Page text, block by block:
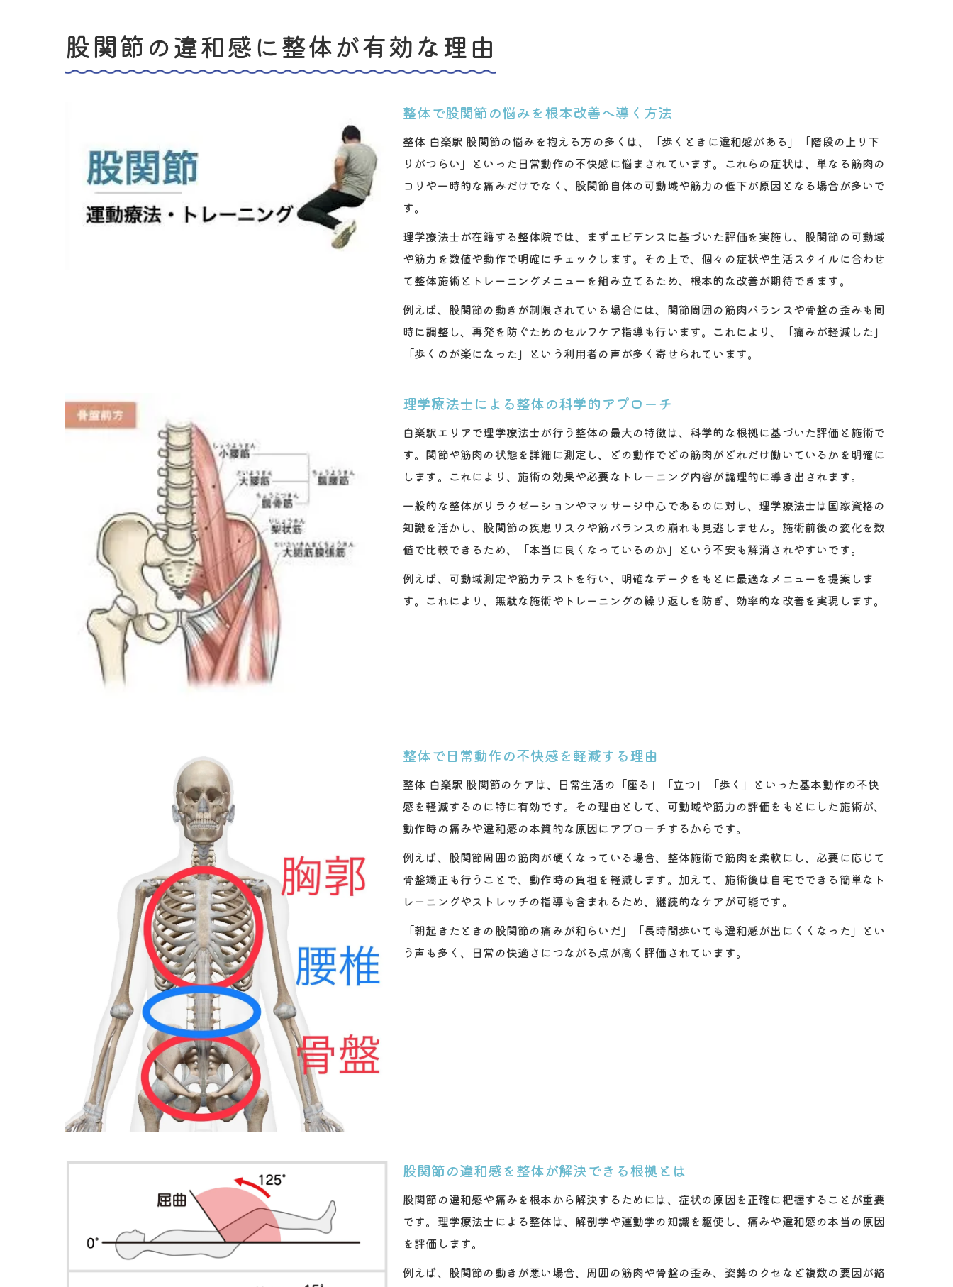
白楽駅徒歩圏で見つける整体の魅力
整体 白楽駅エリアで選ばれる理由と魅力
実績ある整体が白楽駅徒歩圏で受けられる安心感
整体とトレーニング併用の白楽駅エリア特長
理学療法士視点の整体股関節ケア入門
理学療法士が整体で重視する股関節評価法
エビデンスに基づく整体 股関節ケアの基本
整体における股関節可動域と筋力の確認ポイント
整体と理学療法士の専門性が生む信頼感
理学療法士視点で見る整体とセルフケアの違い
症状改善へ導く整体での評価法とは
整体で行う股関節の評価手順とその重要性
整体と評価で見える症状の根本原因とは
整体での科学的評価が改善につながる理由
整体 白楽駅 股関節チェックのポイント
整体を受けるなら股関節の可動域が鍵
整体の効果を高める股関節可動域の重要性
理学療法士が解説する可動域評価と整体施術
整体で得られる股関節の柔軟性向上の秘訣
股関節の可動域が整体効果に与える影響とは
整体 白楽駅 股関節可動域チェックのすすめ
整体 白楽駅 股関節ケアで体感する変化
股関節の違和感に整体が有効な理由
整体で股関節の悩みを根本改善へ導く方法
整体 白楽駅 股関節の悩みを抱える方の多くは、「歩くときに違和感がある」「階段の上り下
りがつらい」といった日常動作の不快感に悩まされています。これらの症状は、単なる筋肉の
コリや一時的な痛みだけでなく、股関節自体の可動域や筋力の低下が原因となる場合が多いで
す。
理学療法士が在籍する整体院では、まずエビデンスに基づいた評価を実施し、股関節の可動域
や筋力を数値や動作で明確にチェックします。その上で、個々の症状や生活スタイルに合わせ
て整体施術とトレーニングメニューを組み立てるため、根本的な改善が期待できます。
例えば、股関節の動きが制限されている場合には、関節周囲の筋肉バランスや骨盤の歪みも同
時に調整し、再発を防ぐためのセルフケア指導も行います。これにより、「痛みが軽減した」
「歩くのが楽になった」という利用者の声が多く寄せられています。
理学療法士による整体の科学的アプローチ
白楽駅エリアで理学療法士が行う整体の最大の特徴は、科学的な根拠に基づいた評価と施術で
す。関節や筋肉の状態を詳細に測定し、どの動作でどの筋肉がどれだけ働いているかを明確に
します。これにより、施術の効果や必要なトレーニング内容が論理的に導き出されます。
一般的な整体がリラクゼーションやマッサージ中心であるのに対し、理学療法士は国家資格の
知識を活かし、股関節の疾患リスクや筋バランスの崩れも見逃しません。施術前後の変化を数
値で比較できるため、「本当に良くなっているのか」という不安も解消されやすいです。
例えば、可動域測定や筋力テストを行い、明確なデータをもとに最適なメニューを提案しま
す。これにより、無駄な施術やトレーニングの繰り返しを防ぎ、効率的な改善を実現します。
整体で日常動作の不快感を軽減する理由
整体 白楽駅 股関節のケアは、日常生活の「座る」「立つ」「歩く」といった基本動作の不快
感を軽減するのに特に有効です。その理由として、可動域や筋力の評価をもとにした施術が、
動作時の痛みや違和感の本質的な原因にアプローチするからです。
例えば、股関節周囲の筋肉が硬くなっている場合、整体施術で筋肉を柔軟にし、必要に応じて
骨盤矯正も行うことで、動作時の負担を軽減します。加えて、施術後は自宅でできる簡単なト
レーニングやストレッチの指導も含まれるため、継続的なケアが可能です。
「朝起きたときの股関節の痛みが和らいだ」「長時間歩いても違和感が出にくくなった」とい
う声も多く、日常の快適さにつながる点が高く評価されています。
股関節の違和感を整体が解決できる根拠とは
股関節の違和感や痛みを根本から解決するためには、症状の原因を正確に把握することが重要
です。理学療法士による整体は、解剖学や運動学の知識を駆使し、痛みや違和感の本当の原因
を評価します。
例えば、股関節の動きが悪い場合、周囲の筋肉や骨盤の歪み、姿勢のクセなど複数の要因が絡